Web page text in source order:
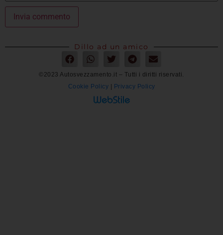
Dillo ad un amico
©2023 Autosvezzamento.it – Tutti i diritti riservati.
Cookie Policy
Privacy Policy